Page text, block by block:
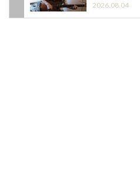
2026.08.04